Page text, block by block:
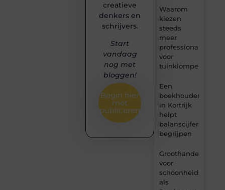
Waarom
kiezen
steeds
meer
professionals
voor
tuinklompen?
Een
boekhouder
in Kortrijk
helpt
balanscijfers
begrijpen
Groothandel
voor
als
creatieve
denkers en
schrijvers.
Start
vandaag
nog met
bloggen!
Begin hier
met
publiceren